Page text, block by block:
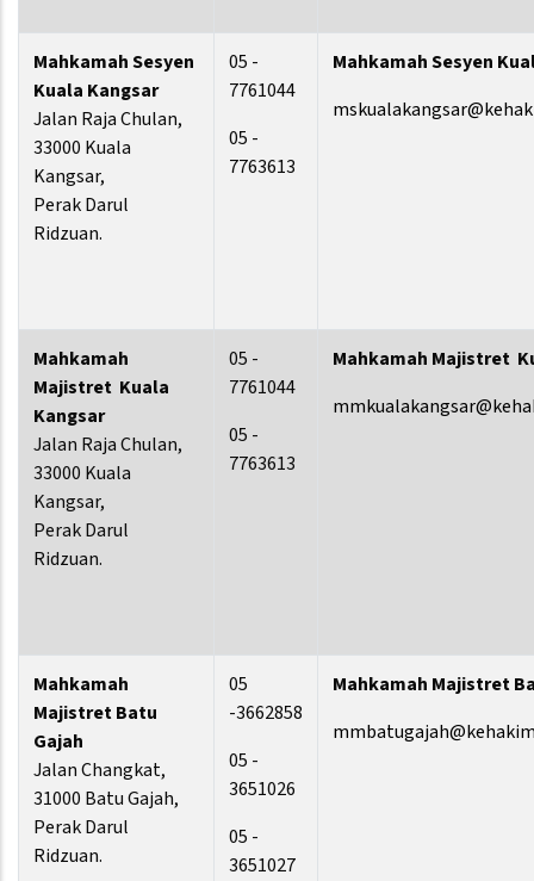
Mahkamah Sesyen
Kuala Kangsar
Jalan Raja Chulan,
33000 Kuala
Kangsar,
Perak Darul
Ridzuan.
05 -
7761044
05 -
7763613
Mahkamah Sesyen
Mahkamah
Majistret Kuala
Kangsar
Jalan Raja Chulan,
33000 Kuala
Kangsar,
Perak Darul
Ridzuan.
05 -
7761044
05 -
7763613
Mahkamah Majistret
Mahkamah
Majistret Batu
Gajah
Jalan Changkat,
31000 Batu Gajah,
Perak Darul
Ridzuan.
05
-3662858
05 -
3651026
05 -
3651027
Mahkamah Majistret